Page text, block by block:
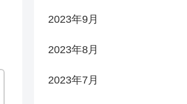
2023年9月
2023年8月
2023年7月